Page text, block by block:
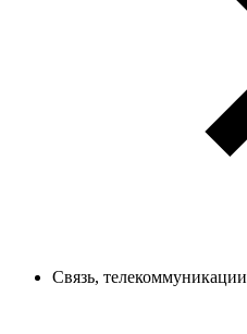
Связь, телекоммуникации